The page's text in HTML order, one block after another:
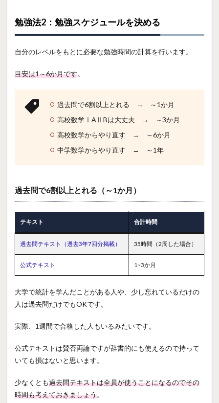
勉強法2：勉強スケジュールを決める
自分のレベルをもとに必要な勉強時間の計算を行います。
目安は1～6か月です。
過去問で6割以上とれる → ～1か月
高校数学ⅠAⅡBは大丈夫 → ～3か月
高校数学からやり直す → ～6か月
中学数学からやり直す → ～1年
過去問で6割以上とれる（～1か月）
テキスト 合計時間
過去問テキスト（過去3年7回分掲載） 35時間（2周した場合）
公式テキスト 1~3か月
大学で統計を学んだことがある人や、少し忘れているだけの
人は過去問だけでもOKです。
実際、1週間で合格した人もいるみたいです。
公式テキストは賛否両論ですが辞書的にも使えるので持って
いても損はないと思います。
少なくとも過去問テキストは全員が使うことになるのでその
時間も考えておきましょう。